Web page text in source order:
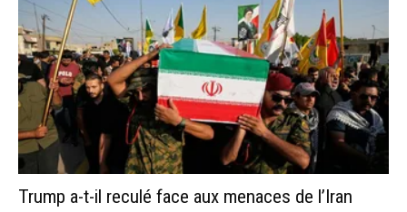
Trump a-t-il reculé face aux menaces de l’Iran